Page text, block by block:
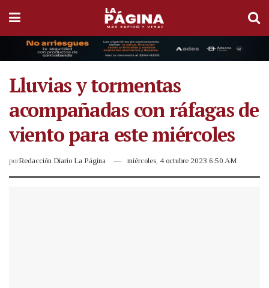
Lluvias y tormentas
acompañadas con ráfagas de
viento para este miércoles
porRedacción Diario La Página miércoles, 4 octubre 2023 6:50 AM